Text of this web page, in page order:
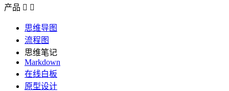
产品  
思维导图
流程图
思维笔记
Markdown
在线白板
原型设计